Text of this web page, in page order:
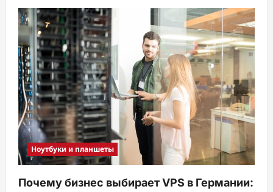
Ноутбуки и планшеты
Почему бизнес выбирает VPS в Германии: